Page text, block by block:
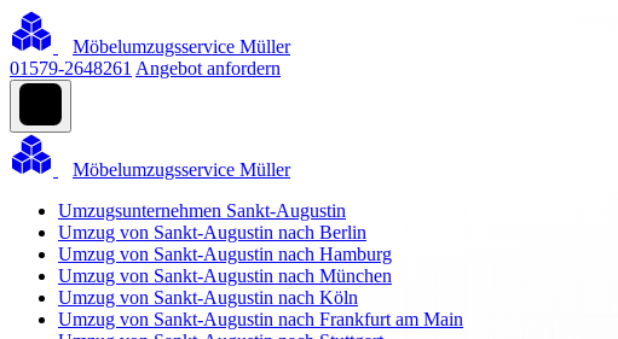
Möbelumzugsservice Müller
01579-2648261 Angebot anfordern
Möbelumzugsservice Müller
Umzugsunternehmen Sankt-Augustin
Umzug von Sankt-Augustin nach Berlin
Umzug von Sankt-Augustin nach Hamburg
Umzug von Sankt-Augustin nach München
Umzug von Sankt-Augustin nach Köln
Umzug von Sankt-Augustin nach Frankfurt am Main